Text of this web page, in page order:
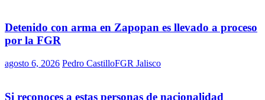
Detenido con arma en Zapopan es llevado a proceso
por la FGR
agosto 6, 2026 Pedro CastilloFGR Jalisco
Si reconoces a estas personas de nacionalidad